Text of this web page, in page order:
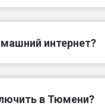
интернет?
в Тюмени?